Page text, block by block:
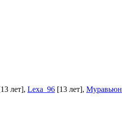
лет], Lexa_96 [13 лет], Муравьюн